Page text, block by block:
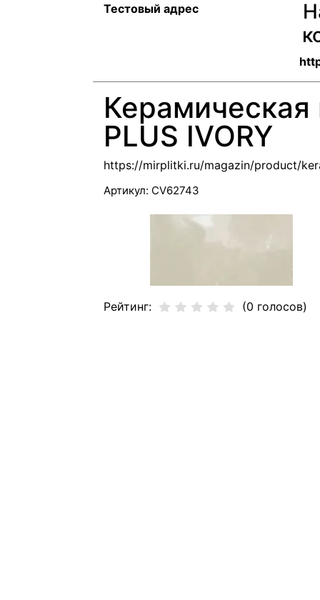
Тестовый адрес
Керамическая
PLUS IVORY
https://mirplitki.ru/magazin/product/
Артикул: CV62743
Рейтинг: (0 голосов)